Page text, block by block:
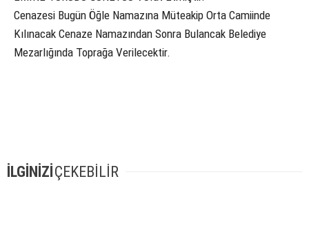
Cenazesi Bugün Öğle Namazına Müteakip Orta Camiinde
Kılınacak Cenaze Namazından Sonra Bulancak Belediye
Mezarlığında Toprağa Verilecektir.
İLGİNİZİÇEKEBİLİR